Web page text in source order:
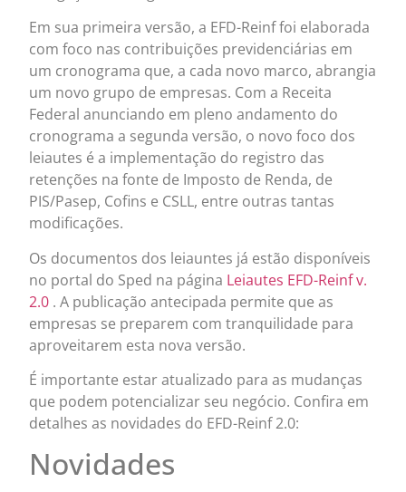
Em sua primeira versão, a EFD-Reinf foi elaborada
com foco nas contribuições previdenciárias em
um cronograma que, a cada novo marco, abrangia
um novo grupo de empresas. Com a Receita
Federal anunciando em pleno andamento do
cronograma a segunda versão, o novo foco dos
leiautes é a implementação do registro das
retenções na fonte de Imposto de Renda, de
PIS/Pasep, Cofins e CSLL, entre outras tantas
modificações.
Os documentos dos leiauntes já estão disponíveis
no portal do Sped na página Leiautes EFD-Reinf v.
2.0 . A publicação antecipada permite que as
empresas se preparem com tranquilidade para
aproveitarem esta nova versão.
É importante estar atualizado para as mudanças
que podem potencializar seu negócio. Confira em
detalhes as novidades do EFD-Reinf 2.0:
Novidades